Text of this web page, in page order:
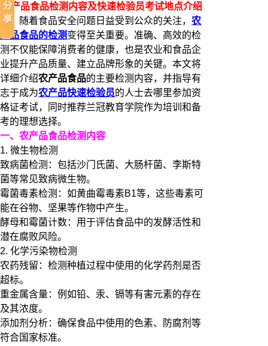
农产品食品检测内容及快速检验员考试地点介绍
随着食品安全问题日益受到公众的关注， 农
产品食品的检测变得至关重要。准确、高效的检
测不仅能保障消费者的健康，也是农业和食品企
业提升产品质量、建立品牌形象的关键。本文将
详细介绍农产品食品的主要检测内容，并指导有
志于成为农产品快速检验员的人士去哪里参加资
格证考试，同时推荐兰冠教育学院作为培训和备
考的理想选择。
一、农产品食品检测内容
1. 微生物检测
致病菌检测：包括沙门氏菌、大肠杆菌、李斯特
菌等常见致病微生物。
霉菌毒素检测：如黄曲霉毒素B1等，这些毒素可
能在谷物、坚果等作物中产生。
酵母和霉菌计数：用于评估食品中的发酵活性和
潜在腐败风险。
2. 化学污染物检测
农药残留：检测种植过程中使用的化学药剂是否
超标。
重金属含量：例如铅、汞、镉等有害元素的存在
及其浓度。
添加剂分析：确保食品中使用的色素、防腐剂等
符合国家标准。